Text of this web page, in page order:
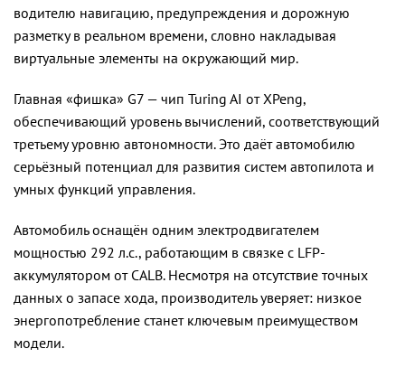
водителю навигацию, предупреждения и дорожную
разметку в реальном времени, словно накладывая
виртуальные элементы на окружающий мир.
Главная «фишка» G7 — чип Turing AI от XPeng,
обеспечивающий уровень вычислений, соответствующий
третьему уровню автономности. Это даёт автомобилю
серьёзный потенциал для развития систем автопилота и
умных функций управления.
Автомобиль оснащён одним электродвигателем
мощностью 292 л.с., работающим в связке с LFP-
аккумулятором от CALB. Несмотря на отсутствие точных
данных о запасе хода, производитель уверяет: низкое
энергопотребление станет ключевым преимуществом
модели.